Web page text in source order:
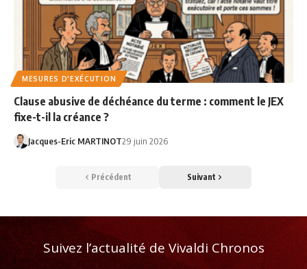
MESURES D'EXÉCUTION
Clause abusive de déchéance du terme : comment le JEX
fixe-t-il la créance ?
Jacques-Eric MARTINOT29 juin 2026
Précédent Suivant
Suivez l’actualité de Vivaldi Chronos